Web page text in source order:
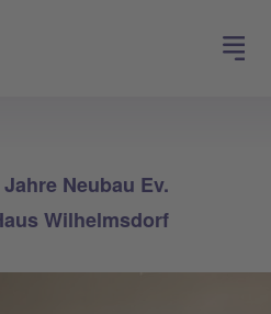
Neubau Ev.
Wilhelmsdorf